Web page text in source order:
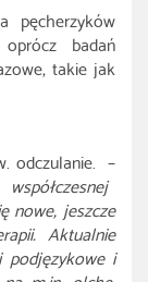
pęcherzyków
badań
takie jak
odczulanie. –
nowe, jeszcze
Aktualnie
podjęzykowe i